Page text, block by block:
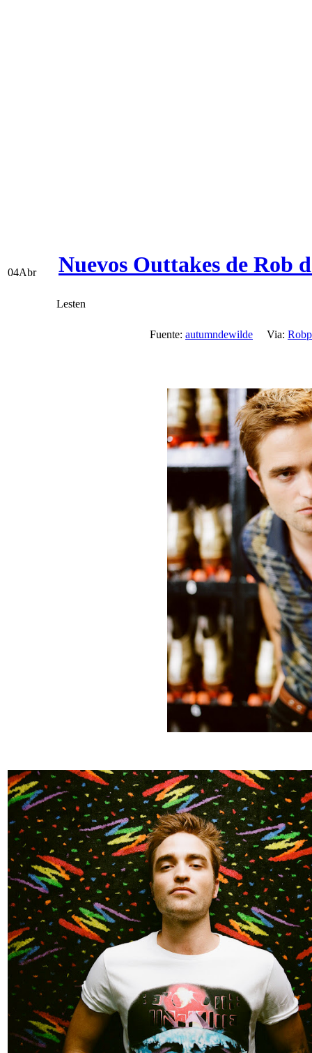
04Abr Nuevos Outtakes de Rob
Lesten
Fuente: autumndewilde Via: